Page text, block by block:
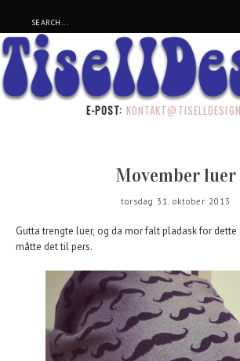
E-POST:
Movember luer
torsdag 31. oktober 2013
Gutta trengte luer, og da mor falt pladask for
måtte det til pers.